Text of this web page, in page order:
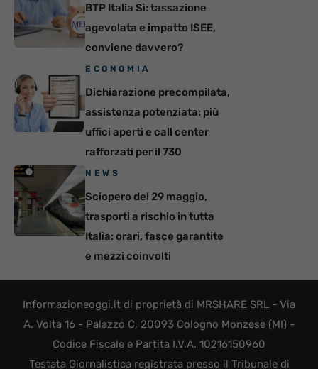
BTP Italia Sì: tassazione
agevolata e impatto ISEE,
conviene davvero?
ECONOMIA
Dichiarazione precompilata,
assistenza potenziata: più
uffici aperti e call center
rafforzati per il 730
NEWS
Sciopero del 29 maggio,
trasporti a rischio in tutta
Italia: orari, fasce garantite
e mezzi coinvolti
Informazioneoggi.it di proprietà di MRSHARE SRL - Via
A. Volta 16 - Palazzo C, 20093 Cologno Monzese (MI) -
Codice Fiscale e Partita I.V.A. 10216150960
Testata Giornalistica registrata presso il Tribunale di